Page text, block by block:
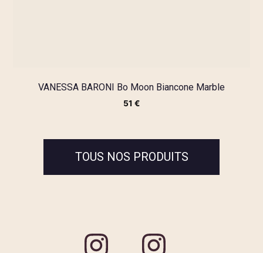
VANESSA BARONI Bo Moon Biancone Marble
51 €
TOUS NOS PRODUITS